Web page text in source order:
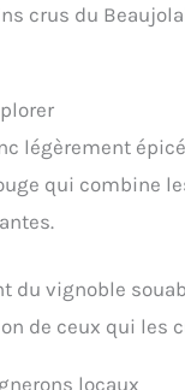
crus du
légèrement
qui combine
du vignoble
de ceux qui les
locaux